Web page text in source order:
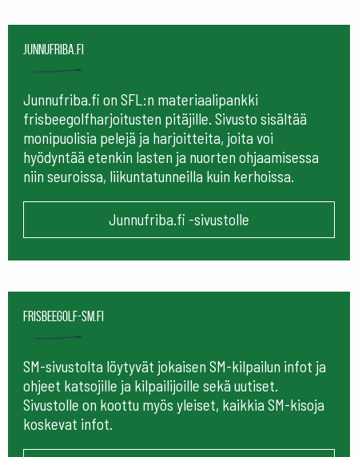
Junnufriba.fi
Junnufriba.fi on SFL:n materiaalipankki
frisbeegolfharjoitusten pitäjille. Sivusto sisältää
monipuolisia pelejä ja harjoitteita, joita voi
hyödyntää etenkin lasten ja nuorten ohjaamisessa
niin seuroissa, liikuntatunneilla kuin kerhoissa.
Junnufriba.fi -sivustolle
frisbeegolf-sm.fi
SM-sivustolta löytyvät jokaisen SM-kilpailun infot ja
ohjeet katsojille ja kilpailijoille sekä uutiset.
Sivustolle on koottu myös yleiset, kaikkia SM-kisoja
koskevat infot.